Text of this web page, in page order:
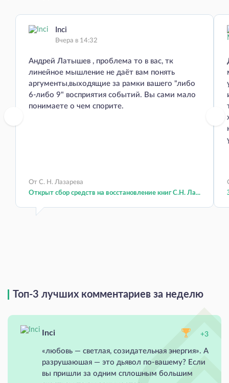
Inci
Вчера в 14:32
Андрей Латышев , проблема то в вас, тк
линейное мышление не даёт вам понять
аргументы,выходящие за рамки вашего "либо
6-либо 9" восприятия событий. Вы сами мало
понимаете о чем спорите.
От С. Н. Лазарева
Открыт сбор средств на восстановление книг С.Н. Ла...
Топ-3 лучших комментариев за неделю
Inci +3
«любовь — светлая, созидательная энергия». А
разрушаюшая — это дьявол по-вашему? Если
вы пришли за одним сплошным большим